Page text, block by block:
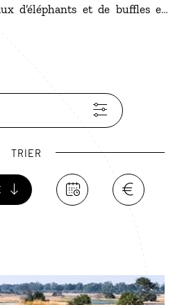
d’éléphants et de buffles en
Depuis Divundu, vous aurez
aussi d’autres espèces, du
par le kudu et l’impala.
TRIER